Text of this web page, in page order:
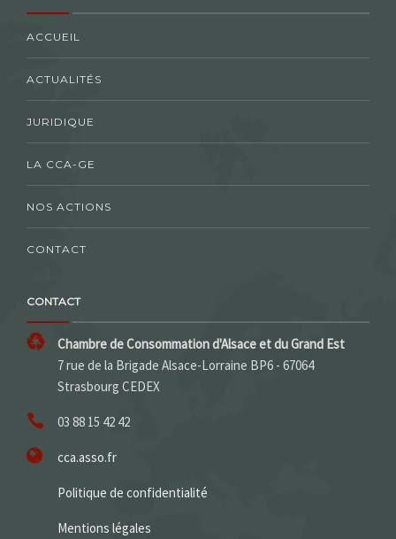
ACCUEIL
ACTUALITÉS
JURIDIQUE
LA CCA-GE
NOS ACTIONS
CONTACT
CONTACT
Chambre de Consommation d'Alsace et du Grand Est
7 rue de la Brigade Alsace-Lorraine BP6 - 67064
Strasbourg CEDEX
03 88 15 42 42
cca.asso.fr
Politique de confidentialité
Mentions légales